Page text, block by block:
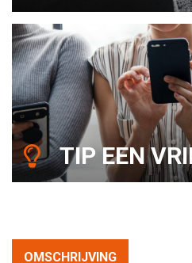
TIP EEN
OMSCHRIJVING